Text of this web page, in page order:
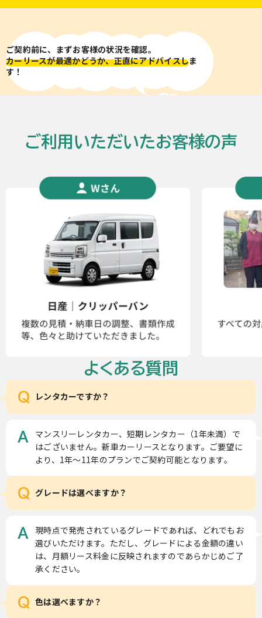
ご契約前に、まずお客様の状況を確認。
カーリースが最適かどうか、正直にアドバイスしま
す！
ご利用いただいたお客様の声
よくある質問
Q レンタカーですか？
A
マンスリーレンタカー、短期レンタカー（1年未満）で
はございません。新車カーリースとなります。ご要望に
より、1年～11年のプランでご契約可能となります。
Q グレードは選べますか？
A
現時点で発売されているグレードであれば、どれでもお
選びいただけます。ただし、グレードによる金額の違い
は、月額リース料金に反映されますのであらかじめご了
承ください。
Q 色は選べますか？